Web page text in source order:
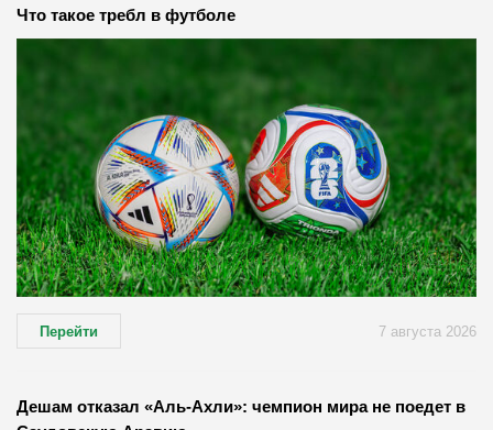
Что такое требл в футболе
Перейти 7 августа 2026
Дешам отказал «Аль-Ахли»: чемпион мира не поедет в